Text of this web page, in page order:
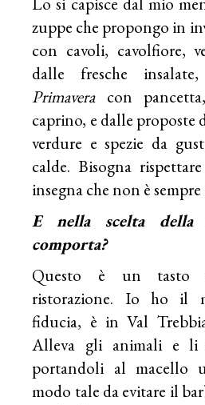
zuppe che propongo in
con cavoli, cavolfiore,
dalle fresche
Primaveracon
caprino, e dalle proposte
verdure e spezie da
calde. Bisogna
insegna che non è
E nella scelta della
comporta?
Questo è un tasto
ristorazione. Io ho il
fiducia, è in Val
Alleva gli animali e li
portandoli al macello
modo tale da evitare il